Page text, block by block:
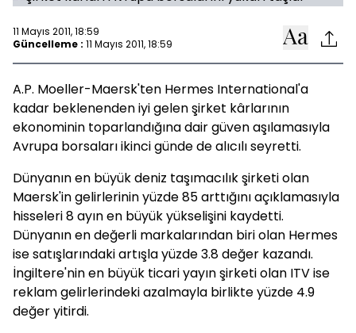
11 Mayıs 2011, 18:59
Güncelleme : 11 Mayıs 2011, 18:59
A.P. Moeller-Maersk'ten Hermes International'a
kadar beklenenden iyi gelen şirket kârlarının
ekonominin toparlandığına dair güven aşılamasıyla
Avrupa borsaları ikinci günde de alıcılı seyretti.
Dünyanın en büyük deniz taşımacılık şirketi olan
Maersk'in gelirlerinin yüzde 85 arttığını açıklamasıyla
hisseleri 8 ayın en büyük yükselişini kaydetti.
Dünyanın en değerli markalarından biri olan Hermes
ise satışlarındaki artışla yüzde 3.8 değer kazandı.
İngiltere'nin en büyük ticari yayın şirketi olan ITV ise
reklam gelirlerindeki azalmayla birlikte yüzde 4.9
değer yitirdi.